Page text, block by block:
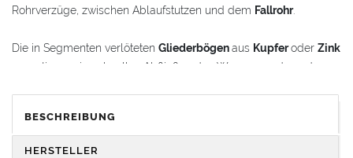
Rohrverzüge, zwischen Ablaufstutzen und dem Fallrohr.
Die in Segmenten verlöteten Gliederbögenaus Kupferoder Zink
garantieren ein schnelles Abfließen des Wassers und werden
BESCHREIBUNG
HERSTELLER